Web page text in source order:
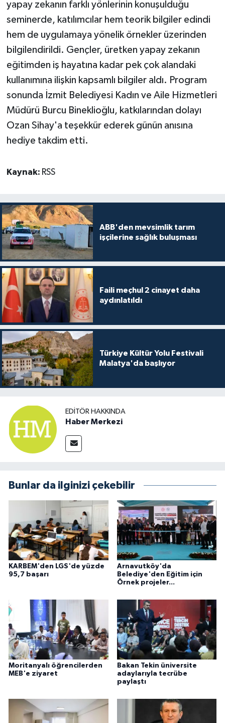
yapay zekanın farklı yönlerinin konuşulduğu
seminerde, katılımcılar hem teorik bilgiler edindi
hem de uygulamaya yönelik örnekler üzerinden
bilgilendirildi. Gençler, üretken yapay zekanın
eğitimden iş hayatına kadar pek çok alandaki
kullanımına ilişkin kapsamlı bilgiler aldı. Program
sonunda İzmit Belediyesi Kadın ve Aile Hizmetleri
Müdürü Burcu Bineklioğlu, katkılarından dolayı
Ozan Sihay'a teşekkür ederek günün anısına
hediye takdim etti.
Kaynak: RSS
ABB'den mevsimlik tarım
işçilerine sağlık buluşması
Faili meçhul 2 cinayet daha
aydınlatıldı
Türkiye Kültür Yolu Festivali
Malatya'da başlıyor
EDITÖR HAKKINDA
Haber Merkezi
Bunlar da ilginizi çekebilir
KARBEM'den LGS'de yüzde
95,7 başarı
Arnavutköy'da
Belediye'den Eğitim için
Örnek projeler...
Moritanyalı öğrencilerden
MEB'e ziyaret
Bakan Tekin üniversite
adaylarıyla tecrübe
paylaştı